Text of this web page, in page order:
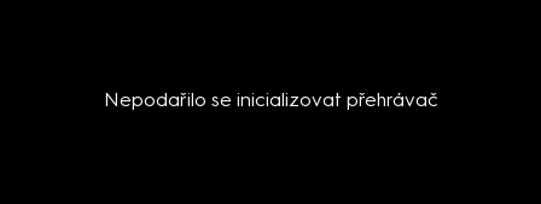
Nepodařilo se inicializovat přehrávač